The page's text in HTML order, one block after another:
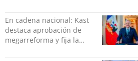
Senado
En cadena nacional: Kast
destaca aprobación de
megarreforma y fija la